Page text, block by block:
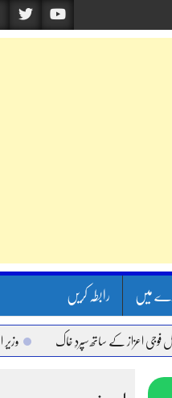
میں رابطہ کریں
کے ساتھ سپردِ خاک وزیر اعظم